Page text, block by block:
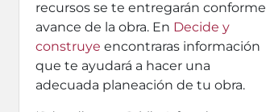
recursos se te entregarán conforme
avance de la obra. En Decide y
construye encontraras información
que te ayudará a hacer una
adecuada planeación de tu obra.